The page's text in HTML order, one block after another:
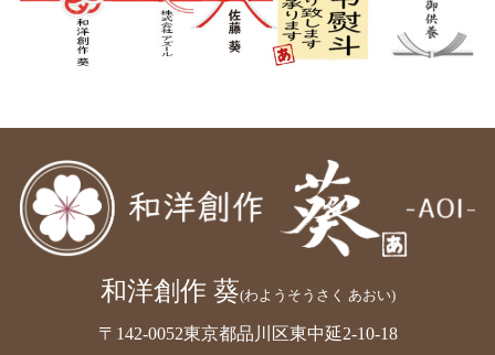
和洋創作 葵(わようそうさく あおい)
〒142-0052東京都品川区東中延2-10-18